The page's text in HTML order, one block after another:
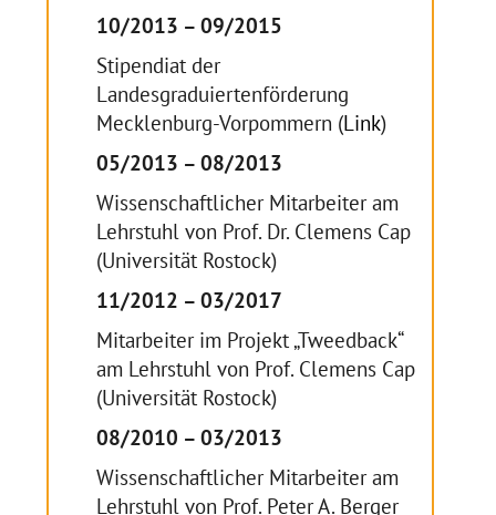
10/2013 – 09/2015
Stipendiat der
Landesgraduiertenförderung
Mecklenburg-Vorpommern (Link)
05/2013 – 08/2013
Wissenschaftlicher Mitarbeiter am
Lehrstuhl von Prof. Dr. Clemens Cap
(Universität Rostock)
11/2012 – 03/2017
Mitarbeiter im Projekt „Tweedback“
am Lehrstuhl von Prof. Clemens Cap
(Universität Rostock)
08/2010 – 03/2013
Wissenschaftlicher Mitarbeiter am
Lehrstuhl von Prof. Peter A. Berger